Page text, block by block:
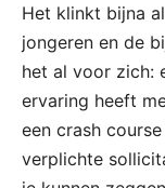
Het klinkt bijna
jongeren en de
het al voor zich:
ervaring heeft
een crash
verplichte